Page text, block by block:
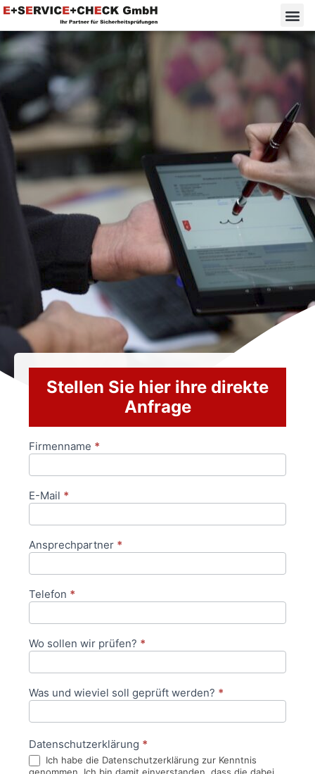
Stellen Sie hier ihre direkte
Anfrage
Anfrageformular
Firmenname *
E-Mail *
Ansprechpartner *
Telefon *
Wo sollen wir prüfen? *
Was und wieviel soll geprüft werden? *
Datenschutzerklärung *
Ich habe die Datenschutzerklärung zur Kenntnis